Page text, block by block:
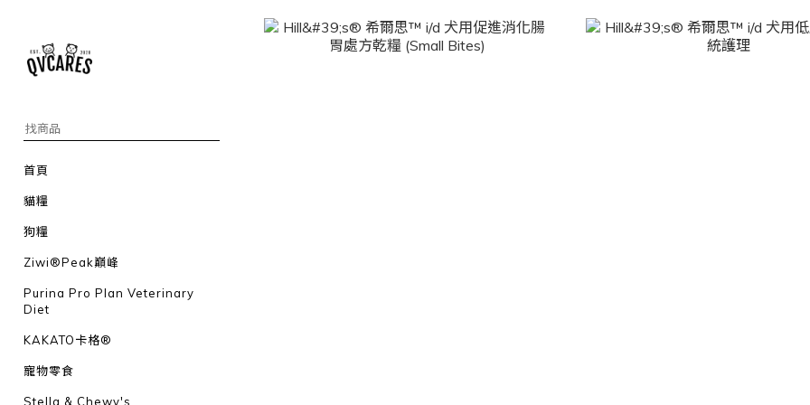
首頁
貓糧
狗糧
Ziwi®Peak巔峰
Purina Pro Plan Veterinary
Diet
KAKATO卡格®
寵物零食
Stella & Chewy's